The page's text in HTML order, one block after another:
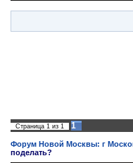
Страница 1 из 1 1
Форум Новой Москвы: г
поделать?